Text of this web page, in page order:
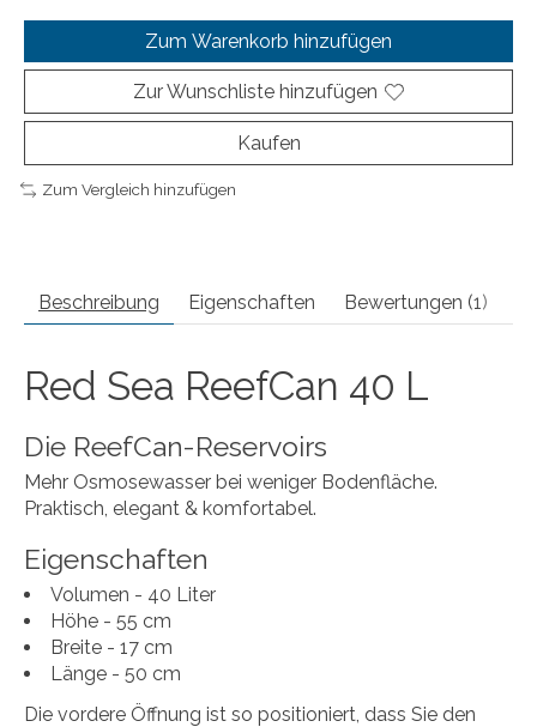
Zum Warenkorb hinzufügen
Zur Wunschliste hinzufügen
Kaufen
Zum Vergleich hinzufügen
Beschreibung Eigenschaften Bewertungen (1)
Red Sea ReefCan 40 L
Die ReefCan-Reservoirs
Mehr Osmosewasser bei weniger Bodenfläche.
Praktisch, elegant & komfortabel.
Eigenschaften
Volumen - 40 Liter
Höhe - 55 cm
Breite - 17 cm
Länge - 50 cm
Die vordere Öffnung ist so positioniert, dass Sie den